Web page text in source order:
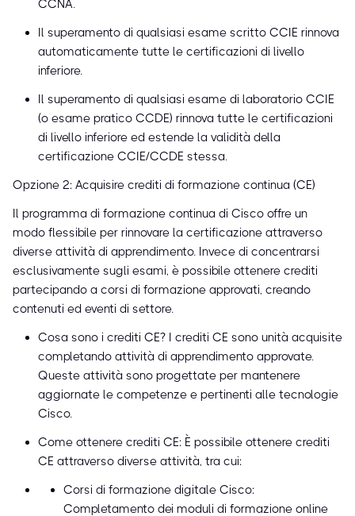
CCNA.
Il superamento di qualsiasi esame scritto CCIE rinnova
automaticamente tutte le certificazioni di livello
inferiore.
Il superamento di qualsiasi esame di laboratorio CCIE
(o esame pratico CCDE) rinnova tutte le certificazioni
di livello inferiore ed estende la validità della
certificazione CCIE/CCDE stessa.
Opzione 2: Acquisire crediti di formazione continua (CE)
Il programma di formazione continua di Cisco offre un
modo flessibile per rinnovare la certificazione attraverso
diverse attività di apprendimento. Invece di concentrarsi
esclusivamente sugli esami, è possibile ottenere crediti
partecipando a corsi di formazione approvati, creando
contenuti ed eventi di settore.
Cosa sono i crediti CE? I crediti CE sono unità acquisite
completando attività di apprendimento approvate.
Queste attività sono progettate per mantenere
aggiornate le competenze e pertinenti alle tecnologie
Cisco.
Come ottenere crediti CE: È possibile ottenere crediti
CE attraverso diverse attività, tra cui:
Corsi di formazione digitale Cisco:
Completamento dei moduli di formazione online